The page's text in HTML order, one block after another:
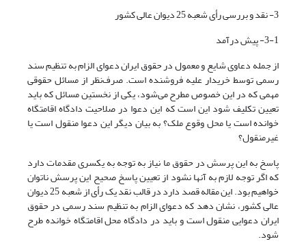
3- نقد و بررسی رأی شعبه 25 دیوان عالی کشور
3-1- پیش درآمد
از جمله دعاوی شایع و معمول در حقوق ایران دعوای الزام به تنظیم سند
رسمی توسط خریدار علیه فروشنده است. صرف‌نظر از مسائل حقوقی
مهمی که در این خصوص مطرح می‌شود، یکی از نخستین مسائل که باید
تعیین تکلیف شود این است که این دعوا در صلاحیت دادگاه اقامتگاه
خوانده است یا محل وقوع ملک؟ به بیان دیگر این دعوا منقول است یا
غیرمنقول؟
پاسخ به این پرسش در حقوق ما نیاز به توجه به یکسری مقدمات دارد
که اگر توجه لازم به آنها نشود از تعیین پاسخ صحیح این پرسش ناتوان
خواهیم بود. این مقاله قصد دارد در قالب نقد یک رأی از شعبه 25 دیوان
عالی کشور، نشان دهد که دعوای الزام به تنظیم سند رسمی در حقوق
ایران دعوایی منقول است و باید در دادگاه محل اقامتگاه خوانده طرح
شود.